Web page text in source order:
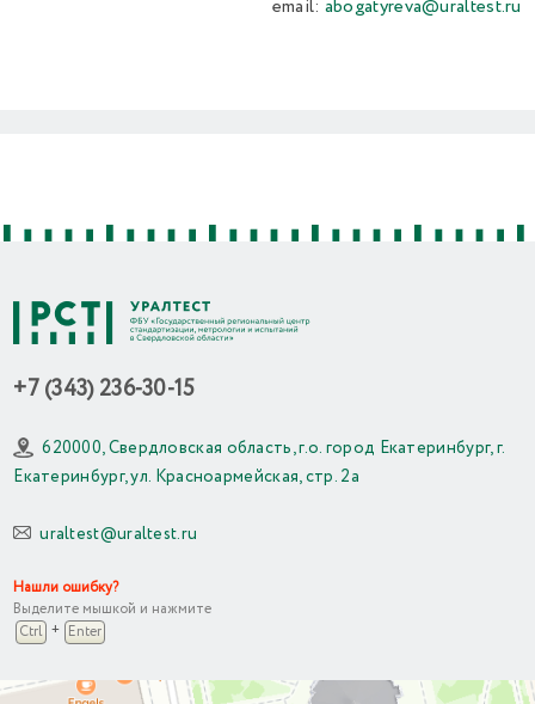
email: abogatyreva@uraltest.ru
+7 (343) 236-30-15
620000, Свердловская область, г.о. город Екатеринбург, г.
Екатеринбург, ул. Красноармейская, стр. 2а
uraltest@uraltest.ru
Нашли ошибку?
Выделите мышкой и нажмите
Ctrl + Enter